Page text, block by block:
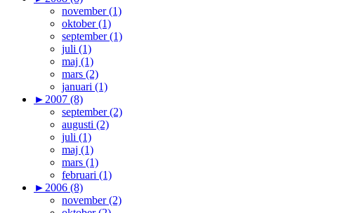
november (1)
oktober (1)
september (1)
juli (1)
maj (1)
mars (2)
januari (1)
► 2007 (8)
september (2)
augusti (2)
juli (1)
maj (1)
mars (1)
februari (1)
► 2006 (8)
november (2)